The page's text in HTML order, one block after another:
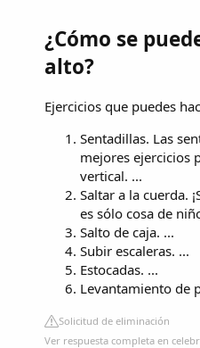
¿Cómo se
alto?
Ejercicios que puedes
Sentadillas. Las
mejores ejercicios
vertical. ...
Saltar a la cuerda.
es sólo cosa de
Salto de caja. ...
Subir escaleras. ...
Estocadas. ...
Levantamiento de
Solicitud de eliminación
Ver respuesta completa en